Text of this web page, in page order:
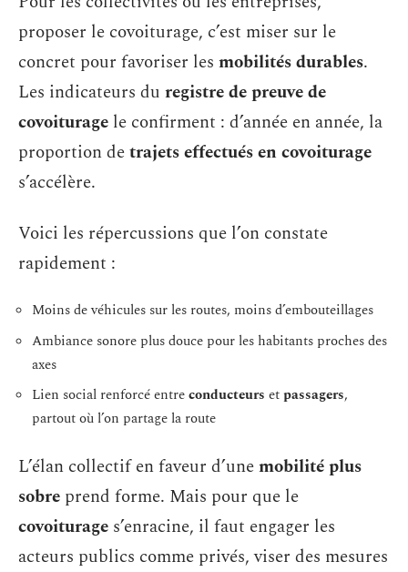
proposer le covoiturage, c’est miser sur le
concret pour favoriser les mobilités durables.
Les indicateurs du registre de preuve de
covoiturage le confirment : d’année en année, la
proportion detrajets effectués en covoiturage
s’accélère.
Voici les répercussions que l’on constate
rapidement :
Moins de véhicules sur les routes, moins d’embouteillages
Ambiance sonore plus douce pour les habitants proches des
axes
Lien social renforcé entreconducteurs etpassagers,
partout où l’on partage la route
L’élan collectif en faveur d’unemobilité plus
sobre prend forme. Mais pour que le
covoiturage s’enracine, il faut engager les
acteurs publics comme privés, viser des mesures